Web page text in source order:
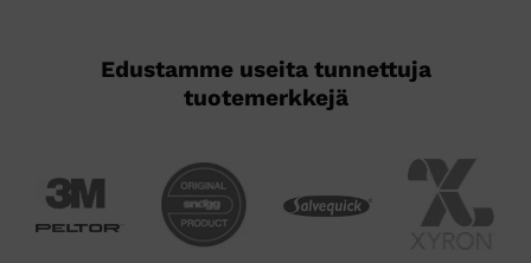
Edustamme useita tunnettuja
tuotemerkkejä